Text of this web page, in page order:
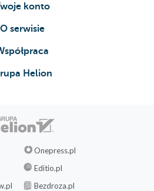
konto
O serwisie
Helion
Onepress.pl
Editio.pl
Bezdroza.pl